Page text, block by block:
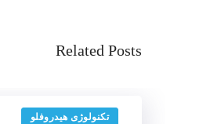
Related Posts
تکنولوژی هیدروفلو